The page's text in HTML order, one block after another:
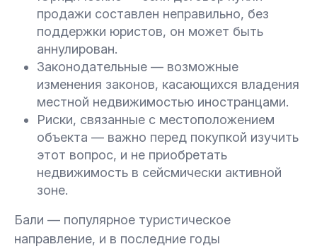
продажи составлен неправильно, без
поддержки юристов, он может быть
аннулирован.
Законодательные — возможные
изменения законов, касающихся владения
местной недвижимостью иностранцами.
Риски, связанные с местоположением
объекта — важно перед покупкой изучить
этот вопрос, и не приобретать
недвижимость в сейсмически активной
зоне.
Бали — популярное туристическое
направление, и в последние годы